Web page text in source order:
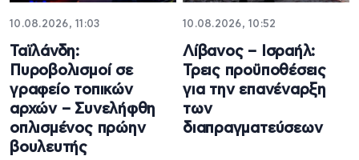
10.08.2026, 11:03
Ταϊλάνδη:
Πυροβολισμοί σε
γραφείο τοπικών
αρχών – Συνελήφθη
οπλισμένος πρώην
βουλευτής
10.08.2026, 10:52
Λίβανος – Ισραήλ:
Τρεις προϋποθέσεις
για την επανέναρξη
των
διαπραγματεύσεων